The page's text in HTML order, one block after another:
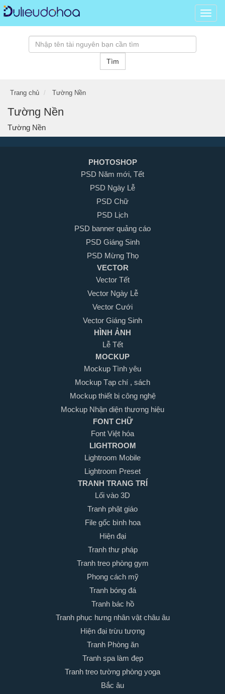
Dữ
liệu
Tìm
Trang chủ Tường Nền
Tường Nền
Tường Nền
PHOTOSHOP
PSD Năm mới, Tết
PSD Ngày Lễ
PSD Chữ
PSD Lịch
PSD banner quảng cáo
PSD Giáng Sinh
PSD Mừng Thọ
VECTOR
Vector Tết
Vector Ngày Lễ
Vector Cưới
Vector Giáng Sinh
HÌNH ẢNH
Lễ Tết
MOCKUP
Mockup Tình yêu
Mockup Tạp chí , sách
Mockup thiết bị công nghệ
Mockup Nhận diện thương hiệu
FONT CHỮ
Font Việt hóa
LIGHTROOM
Lightroom Mobile
Lightroom Preset
TRANH TRANG TRÍ
Lối vào 3D
Tranh phật giáo
File gốc bình hoa
Hiện đại
Tranh thư pháp
Tranh treo phòng gym
Phong cách mỹ
Tranh bóng đá
Tranh bác hồ
Tranh phục hưng nhân vật châu âu
Hiện đại trừu tượng
Tranh Phòng ăn
Tranh spa làm đẹp
Tranh treo tường phòng yoga
Bắc âu